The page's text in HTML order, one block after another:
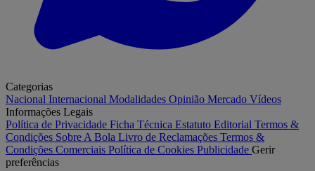
Categorias
Nacional Internacional Modalidades Opinião Mercado Vídeos
Informações Legais
Política de Privacidade Ficha Técnica Estatuto Editorial Termos &
Condições Sobre A Bola Livro de Reclamações Termos &
Condições Comerciais Política de Cookies Publicidade Gerir
preferências